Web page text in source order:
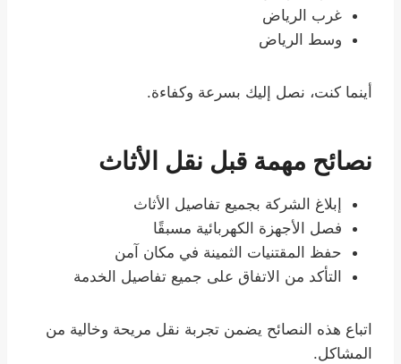
غرب الرياض
وسط الرياض
أينما كنت، نصل إليك بسرعة وكفاءة.
نصائح مهمة قبل نقل الأثاث
إبلاغ الشركة بجميع تفاصيل الأثاث
فصل الأجهزة الكهربائية مسبقًا
حفظ المقتنيات الثمينة في مكان آمن
التأكد من الاتفاق على جميع تفاصيل الخدمة
اتباع هذه النصائح يضمن تجربة نقل مريحة وخالية من
المشاكل.